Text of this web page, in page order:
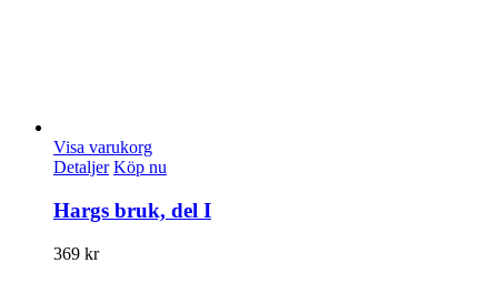
Visa varukorg
Detaljer Köp nu
Hargs bruk, del I
369 kr